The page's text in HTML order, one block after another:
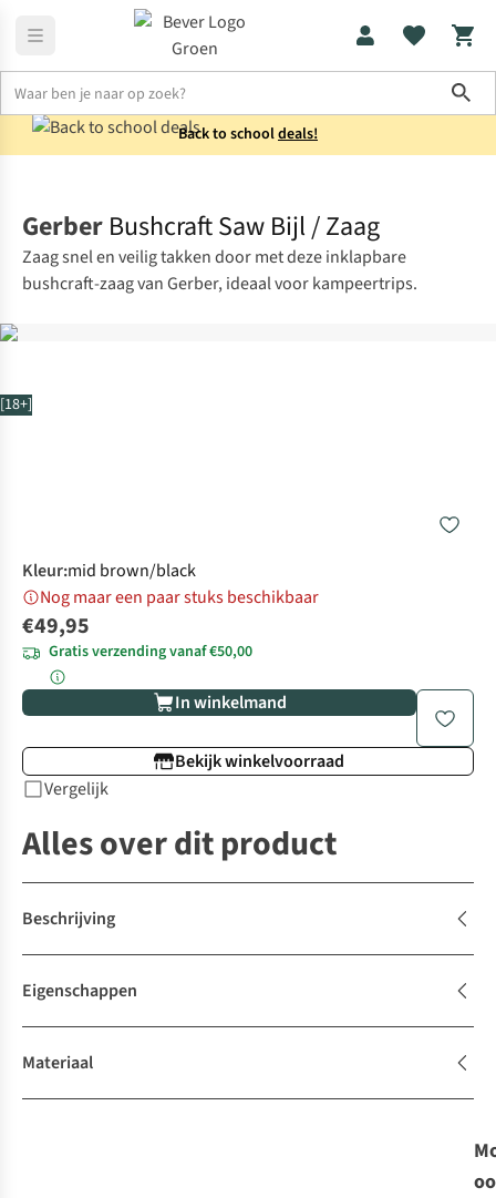
Back to schooldeals!
[18+]
Gerber Bushcraft Saw Bijl / Zaag
Zaag snel en veilig takken door met deze inklapbare
bushcraft-zaag van Gerber, ideaal voor kampeertrips.
Kleur:mid brown/black
Nog maar een paar stuks beschikbaar
€49,95
Gratis verzending vanaf €50,00
In winkelmand
Bekijk winkelvoorraad
Vergelijk
Alles over dit product
Beschrijving
Eigenschappen
Materiaal